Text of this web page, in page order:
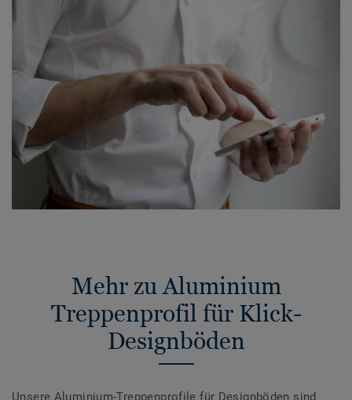
Mehr zu Aluminium
Treppenprofil für Klick-
Designböden
Unsere Aluminium-Treppenprofile für Designböden sind